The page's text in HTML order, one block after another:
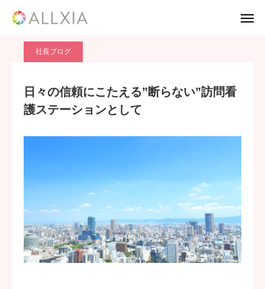
ブログ 社長ブログ
社長ブログ
日々の信頼にこたえる”断らない”訪問看
護ステーションとして
応募フォーム
Twitter Instagram
会社案内
事業案内